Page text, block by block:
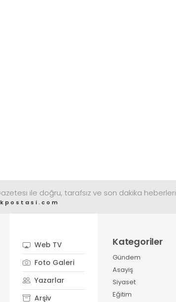
ile doğru, tarafsız ve son dakika heberleri
Web TV
Foto Galeri
Yazarlar
Arşiv
Kategoriler
Gündem
Asayiş
Siyaset
Eğitim